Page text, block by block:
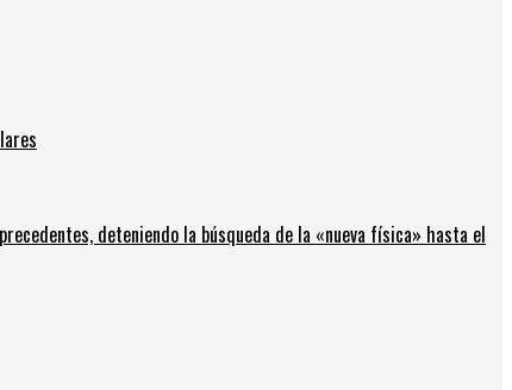
deteniendo la búsqueda de la «nueva física» hasta el